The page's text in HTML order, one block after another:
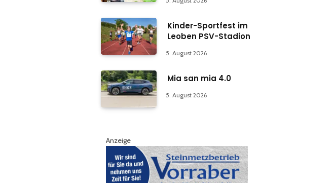
Kinder-Sportfest im
Leoben PSV-Stadion
5. August 2026
Mia san mia 4.0
5. August 2026
Anzeige